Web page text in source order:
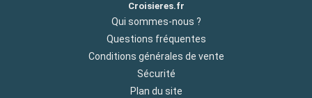
Croisieres.fr
Qui sommes-nous ?
Questions fréquentes
Conditions générales de vente
Sécurité
Plan du site